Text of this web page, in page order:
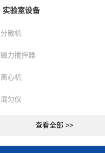
实验室设备
分散机
磁力搅拌器
离心机
混匀仪
查看全部 >>